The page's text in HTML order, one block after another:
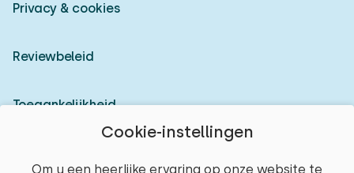
Cookie-instellingen
Om u een heerlijke ervaring op onze website te
Privacy & cookies
Reviewbeleid
Toegankelijkheid